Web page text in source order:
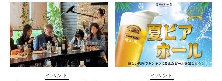
イベント イベント